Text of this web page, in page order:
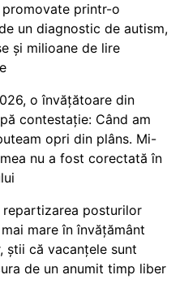
printr-o
un diagnostic de autism,
și milioane de lire
o învățătoare din
contestație: Când am
opri din plâns. Mi-
nu a fost corectată în
posturilor
mare în învățământ
știi că vacanțele sunt
de un anumit timp liber